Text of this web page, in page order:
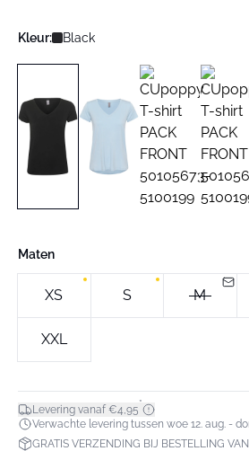
Kleur: Black
Maten
XS S M
XXL
Levering vanaf €4,95*
Verwachte levering tussen woe 12. aug. -
GRATIS VERZENDING BIJ BESTELLING